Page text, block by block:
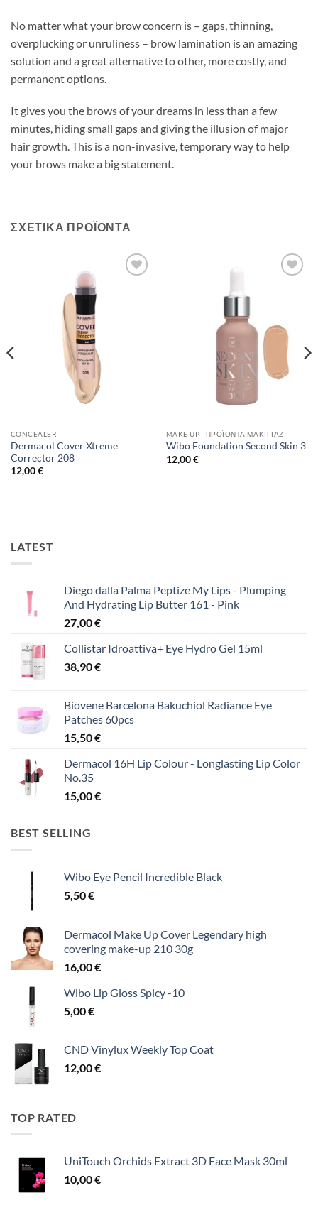
No matter what your brow concern is – gaps, thinning,
overplucking or unruliness – brow lamination is an amazing
solution and a great alternative to other, more costly, and
permanent options.
It gives you the brows of your dreams in less than a few
minutes, hiding small gaps and giving the illusion of major
hair growth. This is a non-invasive, temporary way to help
your brows make a big statement.
ΣΧΕΤΙΚΆ ΠΡΟΪΌΝΤΑ
CONCEALER
Dermacol Cover Xtreme
Corrector 208
12,00€
MAKE UP - ΠΡΟΪΌΝΤΑ ΜΑΚΙΓΙΆΖ
Wibo Foundation Second Skin 3
12,00€
LATEST
Diego dalla Palma Peptize My Lips - Plumping
And Hydrating Lip Butter 161 - Pink
27,00€
Collistar Idroattiva+ Eye Hydro Gel 15ml
38,90€
Biovene Barcelona Bakuchiol Radiance Eye
Patches 60pcs
15,50€
Dermacol 16H Lip Colour - Longlasting Lip Color
No.35
15,00€
BEST SELLING
Wibo Eye Pencil Incredible Black
5,50€
Dermacol Make Up Cover Legendary high
covering make-up 210 30g
16,00€
Wibo Lip Gloss Spicy -10
5,00€
CND Vinylux Weekly Top Coat
12,00€
TOP RATED
UniTouch Orchids Extract 3D Face Mask 30ml
10,00€